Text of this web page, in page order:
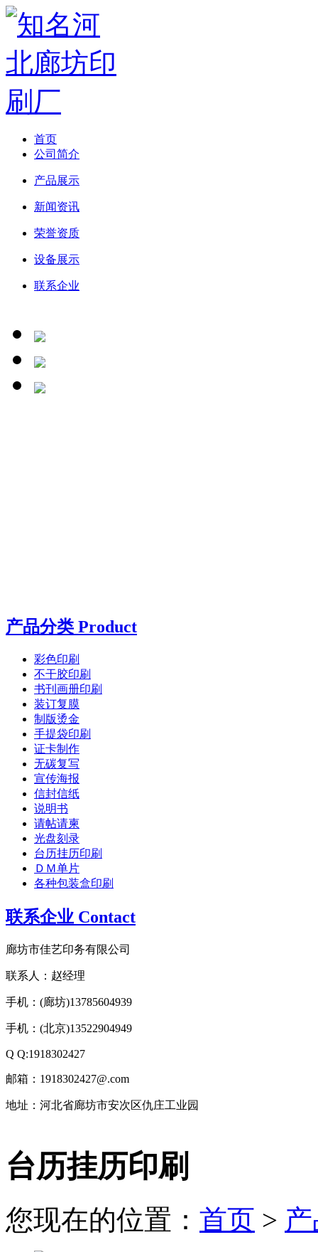
首页
公司简介
产品展示
新闻资讯
荣誉资质
设备展示
联系企业
产品分类 Product
彩色印刷
不干胶印刷
书刊画册印刷
装订复膜
制版烫金
手提袋印刷
证卡制作
无碳复写
宣传海报
信封信纸
说明书
请帖请柬
光盘刻录
台历挂历印刷
ＤＭ单片
各种包装盒印刷
联系企业 Contact
廊坊市佳艺印务有限公司
联系人：赵经理
手机：(廊坊)13785604939
手机：(北京)13522904949
Q Q:1918302427
邮箱：1918302427@.com
地址：河北省廊坊市安次区仇庄工业园
术
支
京
有
台历挂历印刷
您现在的位置： 首页 >